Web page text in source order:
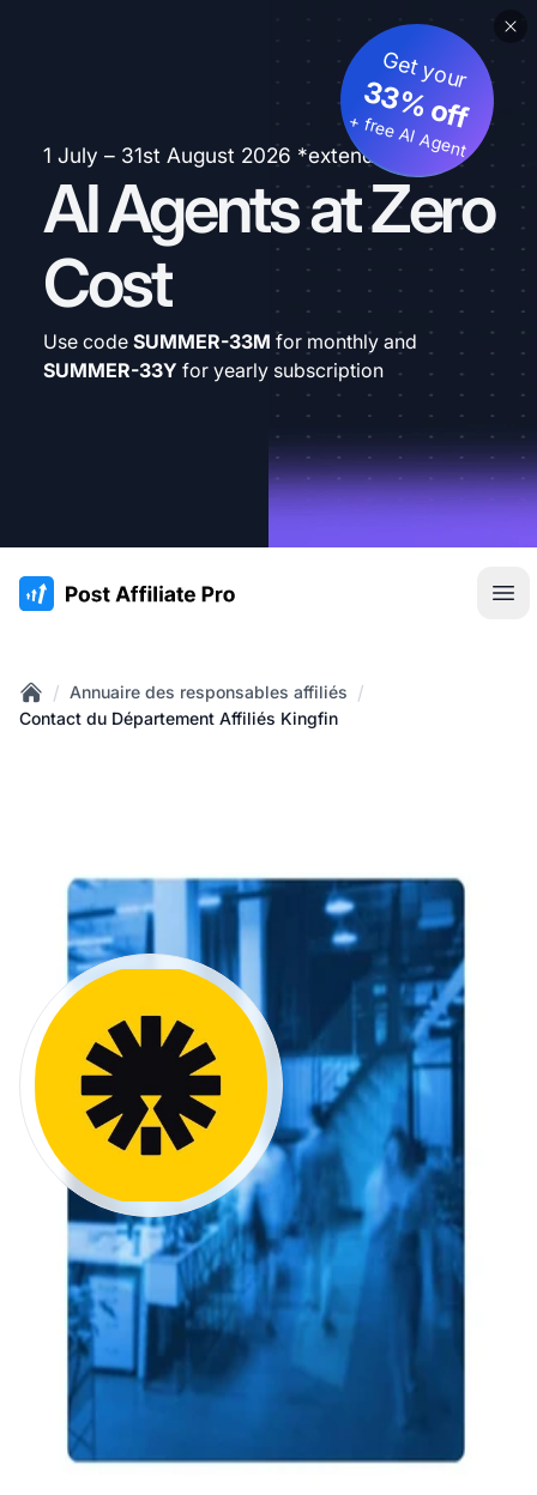
1 July – 31st August 2026 *extended
AI Agents at Zero
Cost
Get your
33% off
+ free AI Agent
Use code SUMMER-33M for monthly and
SUMMER-33Y for yearly subscription
:site.title
Home
/ Annuaire des responsables affiliés /
Contact du Département Affiliés Kingfin